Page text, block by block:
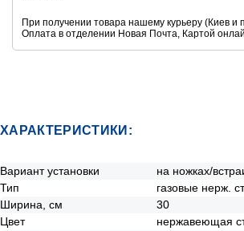
При получении товара нашему курьеру (Киев и
Оплата в отделении Новая Почта, Картой
ХАРАКТЕРИСТИКИ:
Вариант установки
на ножках/
Тип
газовые нерж.
Ширина, см
30
Цвет
нержавеющая